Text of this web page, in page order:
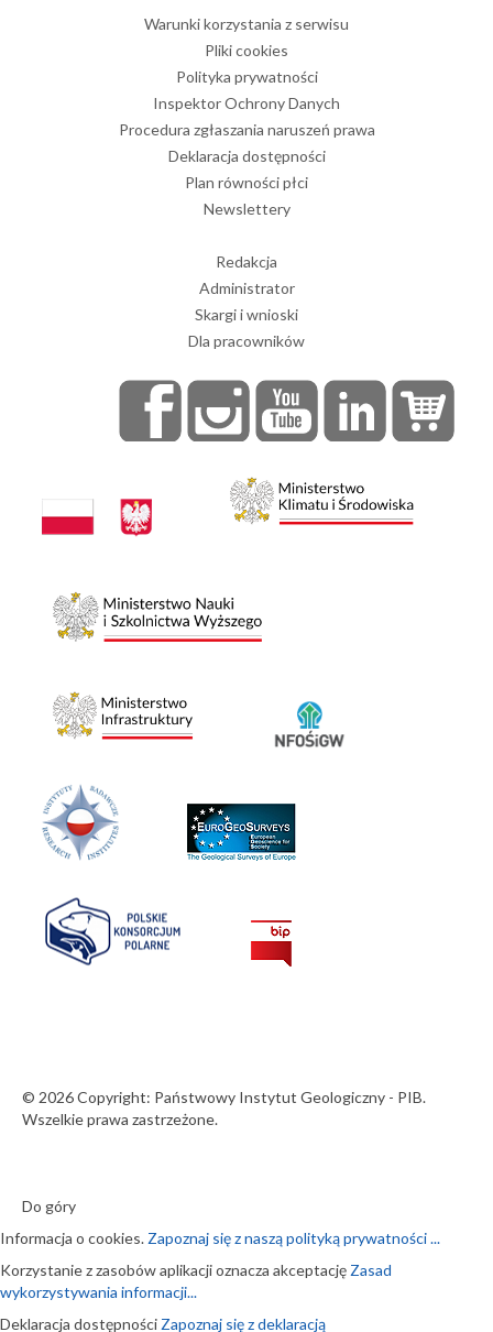
Warunki korzystania z serwisu
Pliki cookies
Polityka prywatności
Inspektor Ochrony Danych
Procedura zgłaszania naruszeń prawa
Deklaracja dostępności
Plan równości płci
Newslettery
Redakcja
Administrator
Skargi i wnioski
Dla pracowników
© 2026 Copyright: Państwowy Instytut Geologiczny - PIB.
Wszelkie prawa zastrzeżone.
Do góry
Informacja o cookies. Zapoznaj się z naszą polityką prywatności ...
Korzystanie z zasobów aplikacji oznacza akceptację Zasad
wykorzystywania informacji...
Deklaracja dostępności Zapoznaj się z deklaracją